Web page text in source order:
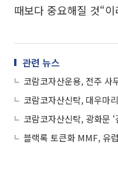
때보다 중요해질 것“
관련 뉴스
코람코자산운용, 전주
코람코자산신탁, 광화문
블랙록 토큰화 MMF, 유